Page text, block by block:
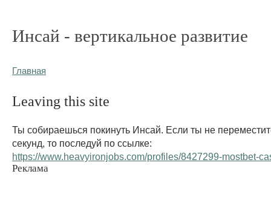
Инсай - вертикальное развитие
Главная
Leaving this site
Ты собираешься покинуть Инсай. Если ты не
секунд, то последуй по ссылке:
https://www.heavyironjobs.com/profiles/8427299-mostbet-
Реклама